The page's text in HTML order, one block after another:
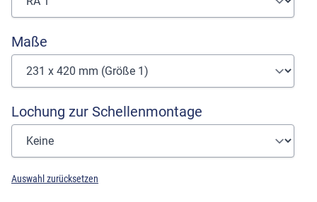
Maße
Lochung zur Schellenmontage
Auswahl zurücksetzen